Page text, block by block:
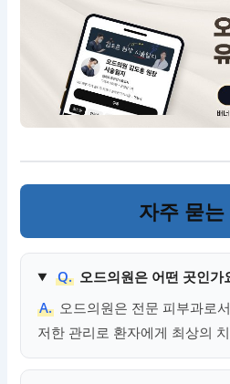
자주 묻
Q. 오드의원은 어떤 곳인가
A. 오드의원은 전문 피부과로
저한 관리로 환자에게 최상의